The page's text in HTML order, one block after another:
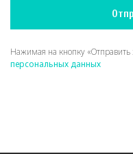
Нажимая на кнопку «Отправить
персональных данных